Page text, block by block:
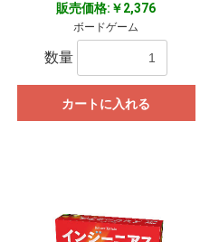
販売価格:￥2,376
ボードゲーム
数量
カートに入れる
お買い物を続ける